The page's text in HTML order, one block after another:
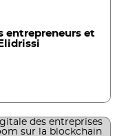
entrepreneurs et